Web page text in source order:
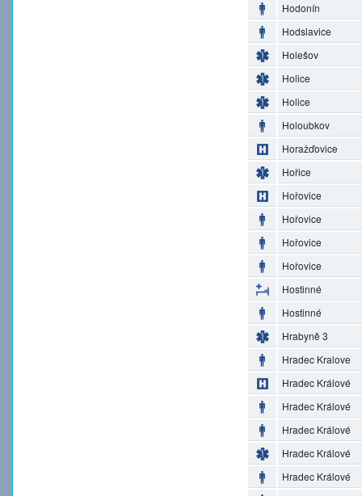
Hodonín
Hodslavice
Holešov
Holice
Holice
Holoubkov
Horažďovice
Hořice
Hořovice
Hořovice
Hořovice
Hořovice
Hostinné
Hostinné
Hrabyně 3
Hradec Kralove
Hradec Králové
Hradec Králové
Hradec Králové
Hradec Králové
Hradec Králové